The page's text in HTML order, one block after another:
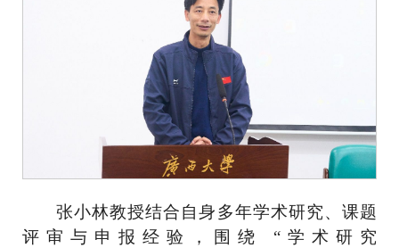
张小林教授结合自身多年学术研究、课题
评审与申报经验，围绕 “学术研究